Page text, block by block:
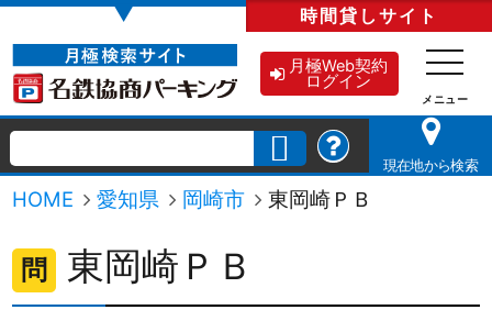
▼ 時間貸しサイト
月極Web契約
ログイン
現在地から検索
HOME 愛知県 岡崎市 東岡崎ＰＢ
問 東岡崎ＰＢ